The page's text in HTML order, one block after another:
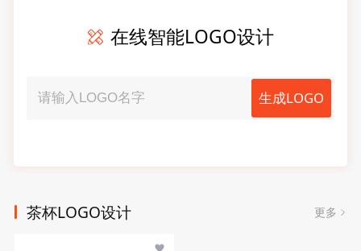
在线智能LOGO设计
生成LOGO
茶杯LOGO设计 更多